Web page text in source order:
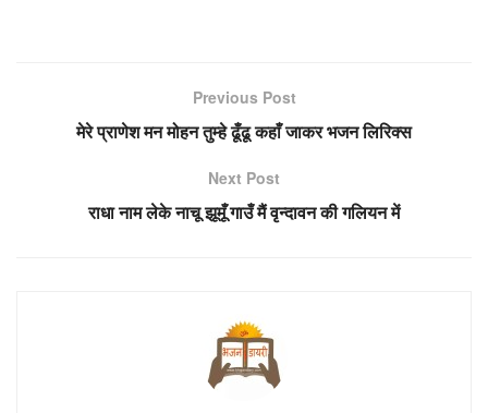
Previous Post
मेरे प्राणेश मन मोहन तुम्हे ढूँढू कहाँ जाकर भजन लिरिक्स
Next Post
राधा नाम लेके नाचू झूमूँ गाउँ मैं वृन्दावन की गलियन में